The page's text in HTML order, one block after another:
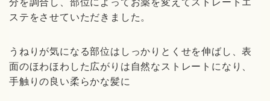
分を調合し、部位によってお薬を変えてストレートエ
ステをさせていただきました。
うねりが気になる部位はしっかりとくせを伸ばし、表
面のほわほわした広がりは自然なストレートになり、
手触りの良い柔らかな髪に